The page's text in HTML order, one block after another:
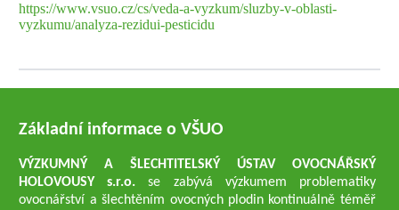
https://www.vsuo.cz/cs/veda-a-vyzkum/sluzby-v-oblasti-
vyzkumu/analyza-rezidui-pesticidu
Základní informace o VŠUO
VÝZKUMNÝ A ŠLECHTITELSKÝ ÚSTAV OVOCNÁŘSKÝ
HOLOVOUSY s.r.o.se zabývá výzkumem problematiky
ovocnářství a šlechtěním ovocných plodin kontinuálně téměř